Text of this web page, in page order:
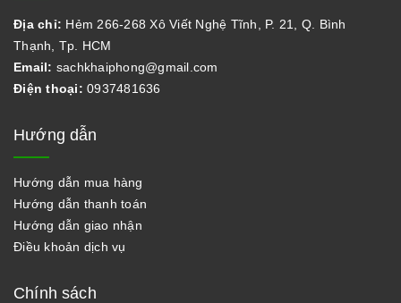
Địa chỉ: Hẻm 266-268 Xô Viết Nghệ Tĩnh, P. 21, Q. Bình
Thạnh, Tp. HCM
Email: sachkhaiphong@gmail.com
Điện thoại: 0937481636
Hướng dẫn
Hướng dẫn mua hàng
Hướng dẫn thanh toán
Hướng dẫn giao nhận
Điều khoản dịch vụ
Chính sách